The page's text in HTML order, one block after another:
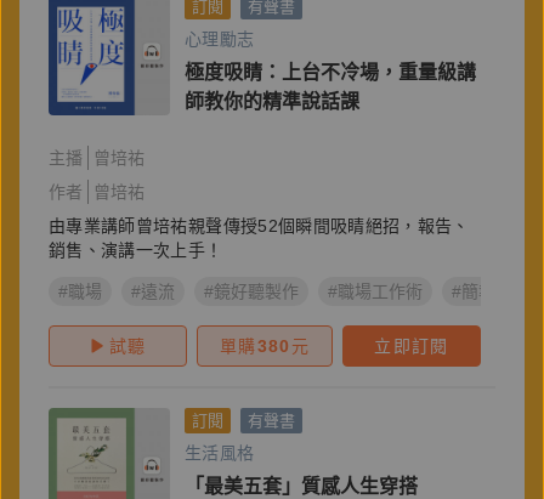
訂閱 有聲書
心理勵志
極度吸睛：上台不冷場，重量級講
師教你的精準說話課
主播
曾培祐
作者
曾培祐
由專業講師曾培祐親聲傳授52個瞬間吸睛絕招，報告、
銷售、演講一次上手！
#職場 #遠流 #鏡好聽製作 #職場工作術 #簡報術
試聽 單購380 元 立即訂閱
訂閱 有聲書
生活風格
「最美五套」質感人生穿搭